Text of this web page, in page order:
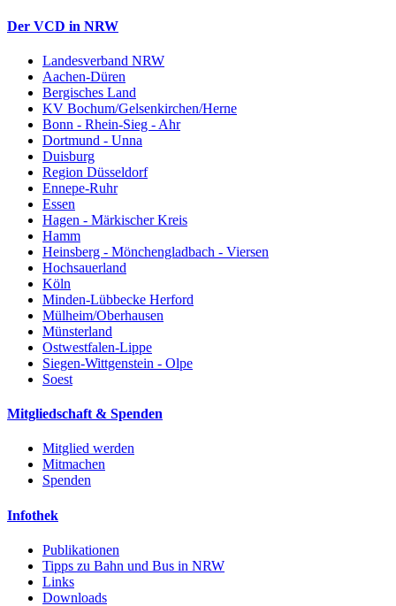
Der VCD in NRW
Landesverband NRW
Aachen-Düren
Bergisches Land
KV Bochum/Gelsenkirchen/Herne
Bonn - Rhein-Sieg - Ahr
Dortmund - Unna
Duisburg
Region Düsseldorf
Ennepe-Ruhr
Essen
Hagen - Märkischer Kreis
Hamm
Heinsberg - Mönchengladbach - Viersen
Hochsauerland
Köln
Minden-Lübbecke Herford
Mülheim/Oberhausen
Münsterland
Ostwestfalen-Lippe
Siegen-Wittgenstein - Olpe
Soest
Mitgliedschaft & Spenden
Mitglied werden
Mitmachen
Spenden
Infothek
Publikationen
Tipps zu Bahn und Bus in NRW
Links
Downloads